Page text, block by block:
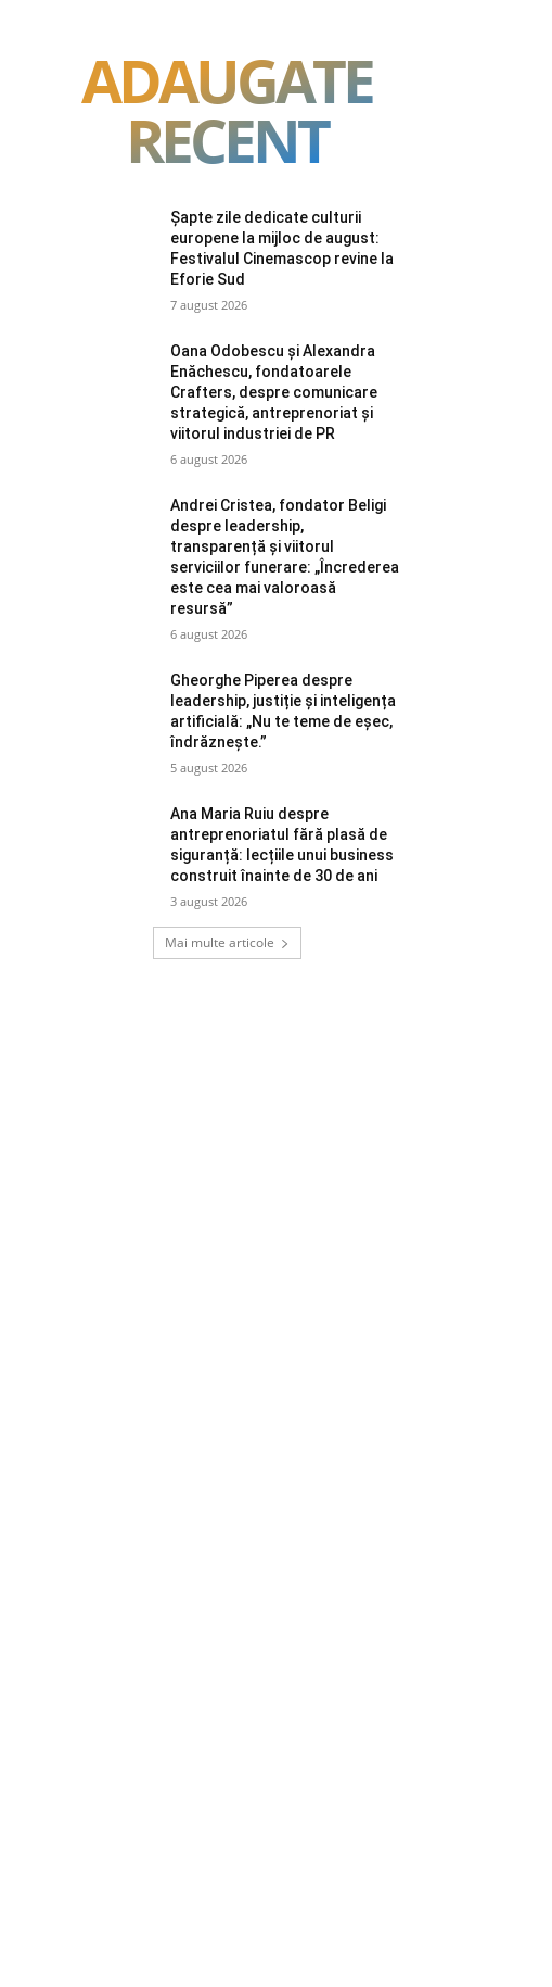
ADAUGATE
RECENT
Șapte zile dedicate culturii
europene la mijloc de august:
Festivalul Cinemascop revine la
Eforie Sud
7 august 2026
Oana Odobescu și Alexandra
Enăchescu, fondatoarele
Crafters, despre comunicare
strategică, antreprenoriat și
viitorul industriei de PR
6 august 2026
Andrei Cristea, fondator Beligi
despre leadership,
transparență și viitorul
serviciilor funerare: „Încrederea
este cea mai valoroasă
resursă”
6 august 2026
Gheorghe Piperea despre
leadership, justiție și inteligența
artificială: „Nu te teme de eșec,
îndrăznește.”
5 august 2026
Ana Maria Ruiu despre
antreprenoriatul fără plasă de
siguranță: lecțiile unui business
construit înainte de 30 de ani
3 august 2026
Mai multe articole